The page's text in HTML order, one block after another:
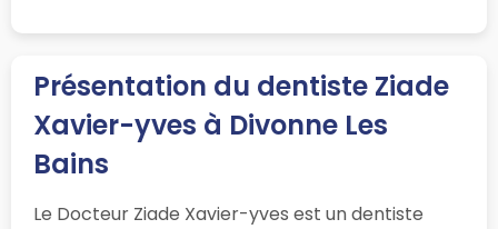
Présentation du dentiste Ziade
Xavier-yves à Divonne Les
Bains
Le Docteur Ziade Xavier-yves est un dentiste